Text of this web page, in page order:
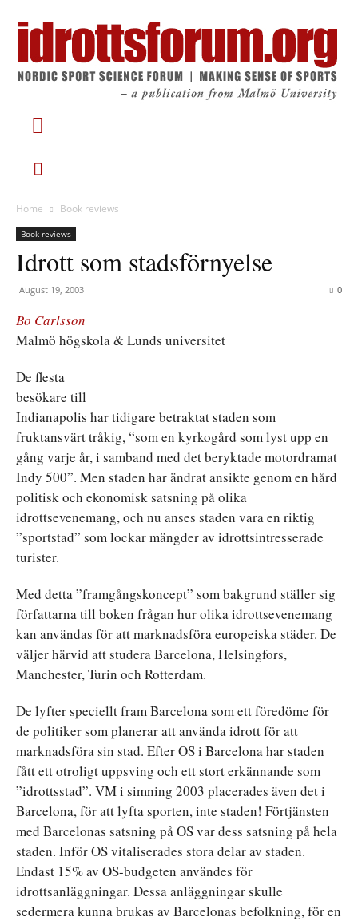
Home Book reviews
Book reviews
Idrott som stadsförnyelse
August 19, 2003 0
Bo Carlsson
Malmö högskola & Lunds universitet
De flesta
besökare till
Indianapolis har tidigare betraktat staden som
fruktansvärt tråkig, “som en kyrkogård som lyst upp en
gång varje år, i samband med det beryktade motordramat
Indy 500”. Men staden har ändrat ansikte genom en hård
politisk och ekonomisk satsning på olika
idrottsevenemang, och nu anses staden vara en riktig
”sportstad” som lockar mängder av idrottsintresserade
turister.
Med detta ”framgångskoncept” som bakgrund ställer sig
författarna till boken frågan hur olika idrottsevenemang
kan användas för att marknadsföra europeiska städer. De
väljer härvid att studera Barcelona, Helsingfors,
Manchester, Turin och Rotterdam.
De lyfter speciellt fram Barcelona som ett föredöme för
de politiker som planerar att använda idrott för att
marknadsföra sin stad. Efter OS i Barcelona har staden
fått ett otroligt uppsving och ett stort erkännande som
”idrottsstad”. VM i simning 2003 placerades även det i
Barcelona, för att lyfta sporten, inte staden! Förtjänsten
med Barcelonas satsning på OS var dess satsning på hela
staden. Inför OS vitaliserades stora delar av staden.
Endast 15% av OS-budgeten användes för
idrottsanläggningar. Dessa anläggningar skulle
sedermera kunna brukas av Barcelonas befolkning, för en